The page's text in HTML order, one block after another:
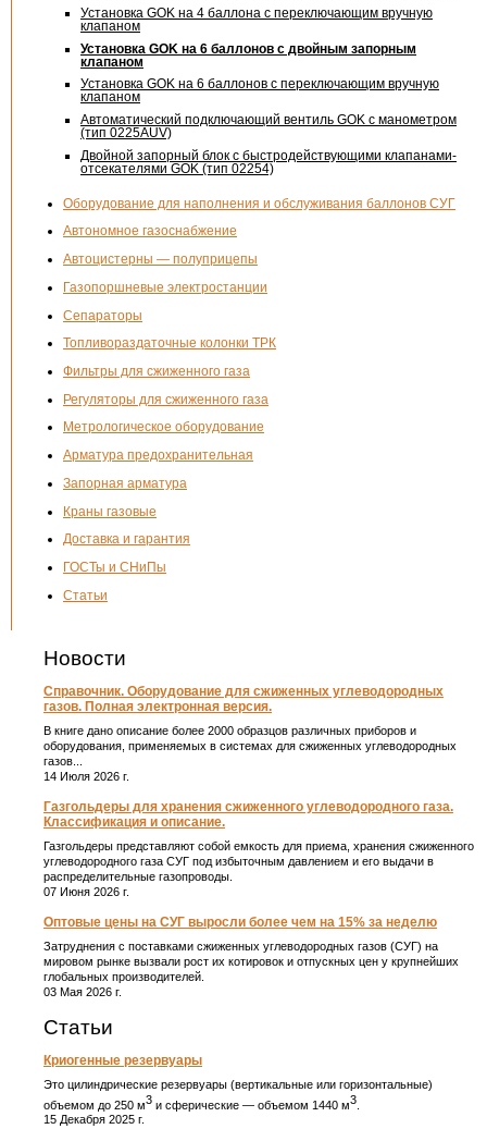
Установка GOK на 4 баллона с переключающим вручную
клапаном
Установка GOK на 6 баллонов с двойным запорным
клапаном
Установка GOK на 6 баллонов с переключающим вручную
клапаном
Автоматический подключающий вентиль GOK с манометром
(тип 0225AUV)
Двойной запорный блок с быстродействующими клапанами-
отсекателями GOK (тип 02254)
Оборудование для наполнения и обслуживания баллонов СУГ
Автономное газоснабжение
Автоцистерны — полуприцепы
Газопоршневые электростанции
Сепараторы
Топливораздаточные колонки ТРК
Фильтры для сжиженного газа
Регуляторы для сжиженного газа
Метрологическое оборудование
Арматура предохранительная
Запорная арматура
Краны газовые
Доставка и гарантия
ГОСТы и СНиПы
Статьи
Новости
Справочник. Оборудование для сжиженных углеводородных
газов. Полная электронная версия.
В книге дано описание более 2000 образцов различных приборов и
оборудования, применяемых в системах для сжиженных углеводородных
газов...
14 Июля 2026 г.
Газгольдеры для хранения сжиженного углеводородного газа.
Классификация и описание.
Газгольдеры представляют собой емкость для приема, хранения сжиженного
углеводородного газа СУГ под избыточным давлением и его выдачи в
распределительные газопроводы.
07 Июня 2026 г.
Оптовые цены на СУГ выросли более чем на 15% за неделю
Затруднения с поставками сжиженных углеводородных газов (СУГ) на
мировом рынке вызвали рост их котировок и отпускных цен у крупнейших
глобальных производителей.
03 Мая 2026 г.
Статьи
Криогенные резервуары
Это цилиндрические резервуары (вертикальные или горизонтальные)
объемом до 250 м3 и сферические ― объемом 1440 м3
15 Декабря 2025 г.